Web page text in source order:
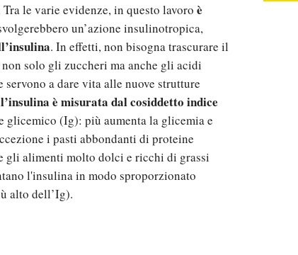
le varie evidenze, in questo lavoro è
un’azione insulinotropica,
. In effetti, non bisogna trascurare il
solo gli zuccheri ma anche gli acidi
a dare vita alle nuove strutture
è misurata dal cosiddetto indice
glicemico (Ig): più aumenta la glicemia e
i pasti abbondanti di proteine
gli alimenti molto dolci e ricchi di grassi
l'insulina in modo sproporzionato
alto dell’Ig).